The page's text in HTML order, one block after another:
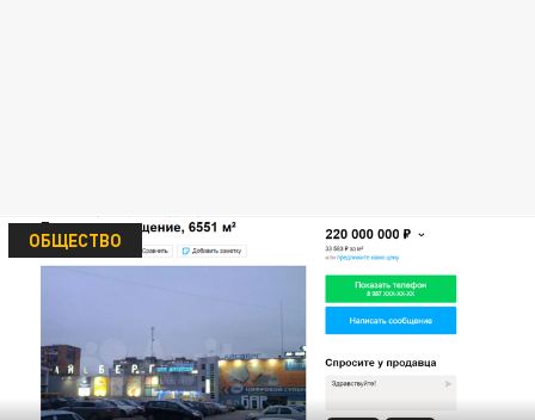
ОБЩЕСТВО